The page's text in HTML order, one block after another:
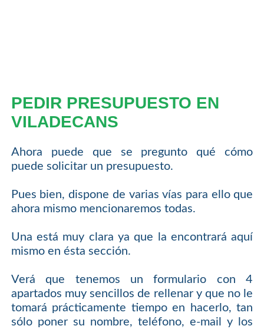
PEDIR PRESUPUESTO EN
VILADECANS
Ahora puede que se pregunto qué cómo
puede solicitar un presupuesto.
Pues bien, dispone de varias vías para ello que
ahora mismo mencionaremos todas.
Una está muy clara ya que la encontrará aquí
mismo en ésta sección.
Verá que tenemos un formulario con 4
apartados muy sencillos de rellenar y que no le
tomará prácticamente tiempo en hacerlo, tan
sólo poner su nombre, teléfono, e-mail y los